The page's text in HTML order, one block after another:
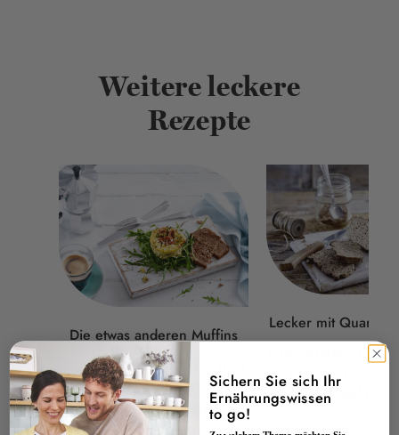
Weitere leckere
Rezepte
Die etwas anderen Muffins
Zucchini-Muffins mit
Schinken und
Mozzarella auf
Geröstetem
Lecker mit Quark
Eiweißbrot-
Carb-
Sichern Sie sich Ihr
Ernährungswissen
to go!